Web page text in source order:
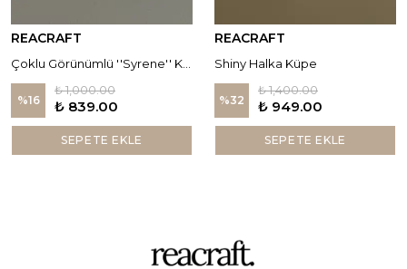
REACRAFT
%16
₺ 1,000.00
₺ 839.00
SEPETE EKLE
REACRAFT
Shiny Halka Küpe
%32
₺ 1,400.00
₺ 949.00
SEPETE EKLE